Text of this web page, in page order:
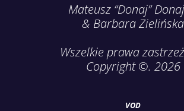
Mateusz “Donaj”
& Barbara Zielińska
Wszelkie prawa
Copyright ©. 2026
VOD